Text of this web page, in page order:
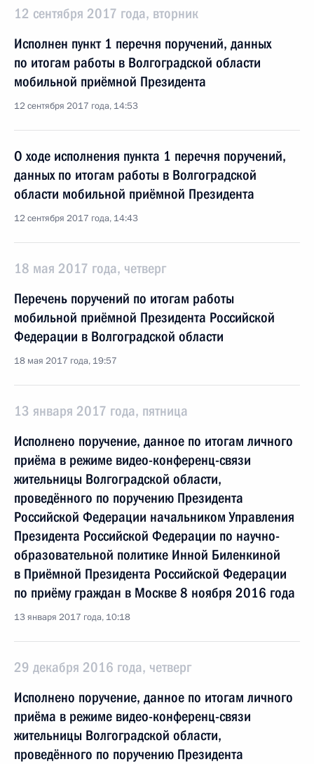
12 сентября 2017 года, вторник
Исполнен пункт 1 перечня поручений, данных
по итогам работы в Волгоградской области
мобильной приёмной Президента
12 сентября 2017 года, 14:53
О ходе исполнения пункта 1 перечня поручений,
данных по итогам работы в Волгоградской
области мобильной приёмной Президента
12 сентября 2017 года, 14:43
18 мая 2017 года, четверг
Перечень поручений по итогам работы
мобильной приёмной Президента Российской
Федерации в Волгоградской области
18 мая 2017 года, 19:57
13 января 2017 года, пятница
Исполнено поручение, данное по итогам личного
приёма в режиме видео-конференц-связи
жительницы Волгоградской области,
проведённого по поручению Президента
Российской Федерации начальником Управления
Президента Российской Федерации по научно-
образовательной политике Инной Биленкиной
в Приёмной Президента Российской Федерации
по приёму граждан в Москве 8 ноября 2016 года
13 января 2017 года, 10:18
29 декабря 2016 года, четверг
Исполнено поручение, данное по итогам личного
приёма в режиме видео-конференц-связи
жительницы Волгоградской области,
проведённого по поручению Президента